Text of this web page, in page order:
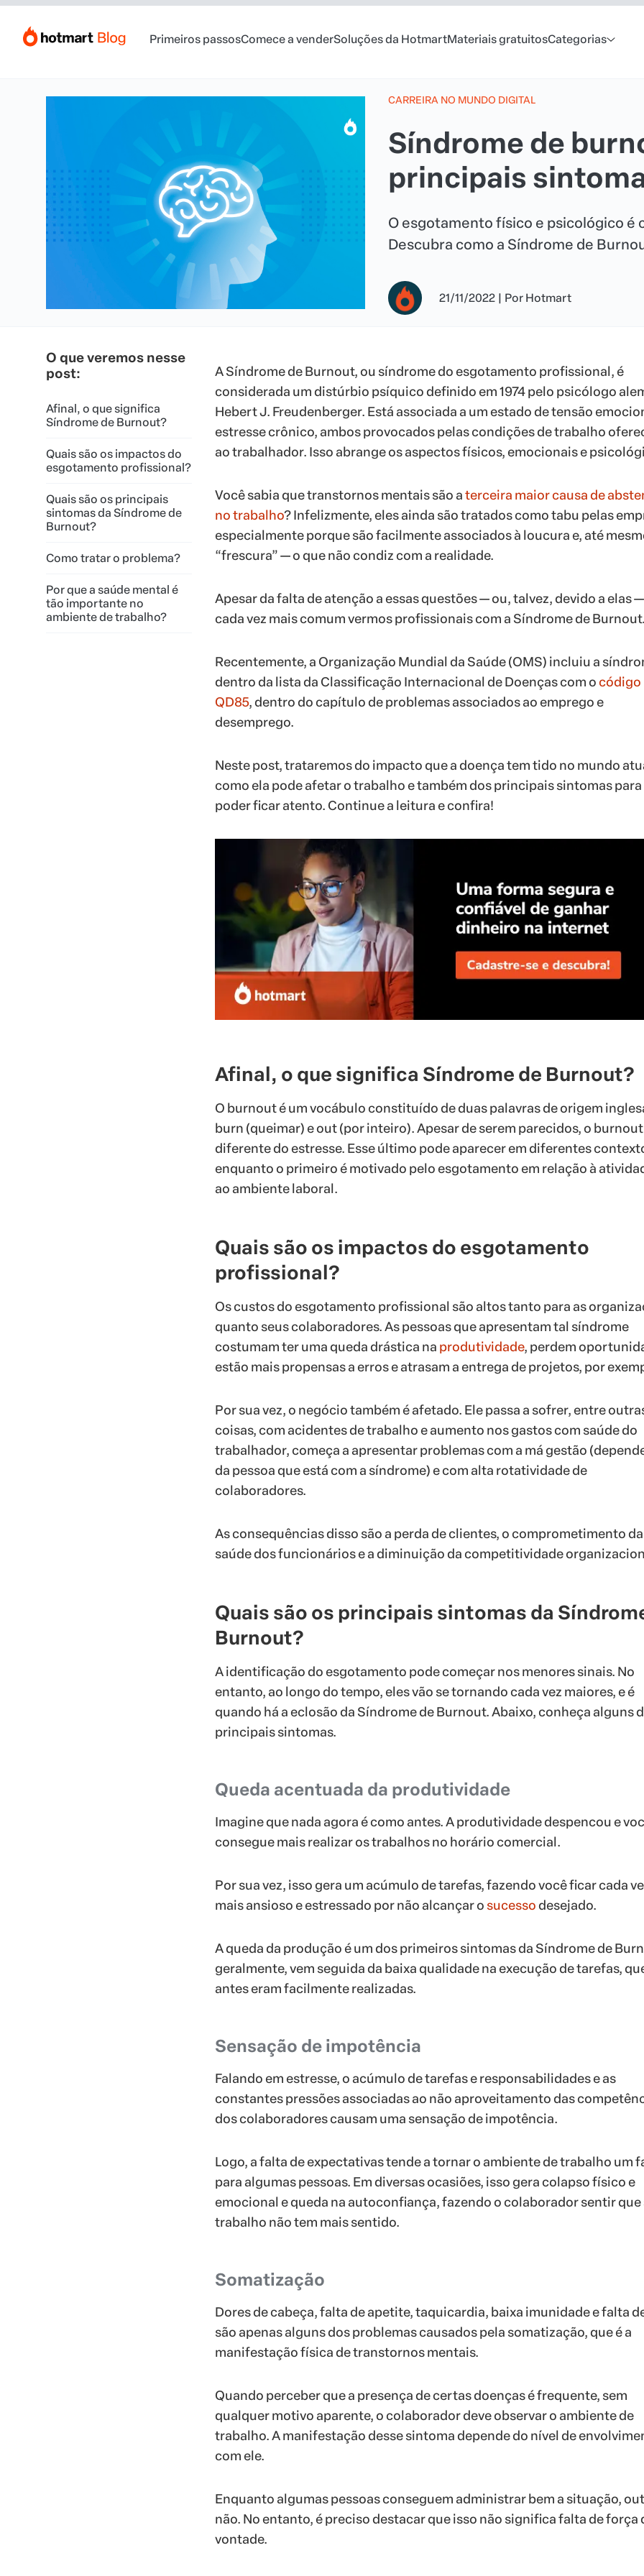
Primeiros passosComece a venderSoluções da HotmartMateriais gratuitosCategorias
CARREIRA NO MUNDO DIGITAL
Síndrome de
principais
O esgotamento físico e psicológico é
Descubra como a Síndrome de
21/11/2022 | Por Hotmart
O que veremos nesse
post:
Afinal, o que significa
Síndrome de Burnout?
Quais são os impactos do
esgotamento profissional?
Quais são os principais
sintomas da Síndrome de
Burnout?
Como tratar o problema?
Por que a saúde mental é
tão importante no
ambiente de trabalho?
A Síndrome de Burnout, ou síndrome do esgotamento profissional, é
considerada um distúrbio psíquico definido em 1974 pelo psicólogo
Hebert J. Freudenberger. Está associada a um estado de tensão
estresse crônico, ambos provocados pelas condições de trabalho
ao trabalhador. Isso abrange os aspectos físicos, emocionais e
Você sabia que transtornos mentais são aterceira maior causa de
no trabalho? Infelizmente, eles ainda são tratados como tabu pelas
especialmente porque são facilmente associados à loucura e, até
“frescura” — o que não condiz com a realidade.
Apesar da falta de atenção a essas questões — ou, talvez, devido a elas
cada vez mais comum vermos profissionais com a Síndrome de Burnout.
Recentemente, a Organização Mundial da Saúde (OMS) incluiu a
dentro da lista da Classificação Internacional de Doenças com ocódigo
QD85, dentro do capítulo de problemas associados ao emprego e
desemprego.
Neste post, trataremos do impacto que a doença tem tido no mundo
como ela pode afetar o trabalho e também dos principais sintomas para
poder ficar atento. Continue a leitura e confira!
Afinal, o que significa Síndrome de Burnout?
O burnout é um vocábulo constituído de duas palavras de origem
burn (queimar) e out (por inteiro). Apesar de serem parecidos, o
diferente do estresse. Esse último pode aparecer em diferentes
enquanto o primeiro é motivado pelo esgotamento em relação à
ao ambiente laboral.
Quais são os impactos do esgotamento
profissional?
Os custos do esgotamento profissional são altos tanto para as
quanto seus colaboradores. As pessoas que apresentam tal síndrome
costumam ter uma queda drástica na produtividade, perdem
estão mais propensas a erros e atrasam a entrega de projetos, por
Por sua vez, o negócio também é afetado. Ele passa a sofrer, entre
coisas, com acidentes de trabalho e aumento nos gastos com saúde do
trabalhador, começa a apresentar problemas com a má gestão
da pessoa que está com a síndrome) e com alta rotatividade de
colaboradores.
As consequências disso são a perda de clientes, o comprometimento da
saúde dos funcionários e a diminuição da competitividade
Quais são os principais sintomas da
Burnout?
A identificação do esgotamento pode começar nos menores sinais. No
entanto, ao longo do tempo, eles vão se tornando cada vez maiores, e é
quando há a eclosão da Síndrome de Burnout. Abaixo, conheça alguns
principais sintomas.
Queda acentuada da produtividade
Imagine que nada agora é como antes. A produtividade despencou e
consegue mais realizar os trabalhos no horário comercial.
Por sua vez, isso gera um acúmulo de tarefas, fazendo você ficar cada
mais ansioso e estressado por não alcançar osucessodesejado.
A queda da produção é um dos primeiros sintomas da Síndrome de
geralmente, vem seguida da baixa qualidade na execução de tarefas,
antes eram facilmente realizadas.
Sensação de impotência
Falando em estresse, o acúmulo de tarefas e responsabilidades e as
constantes pressões associadas ao não aproveitamento das
dos colaboradores causam uma sensação de impotência.
Logo, a falta de expectativas tende a tornar o ambiente de trabalho um
para algumas pessoas. Em diversas ocasiões, isso gera colapso físico e
emocional e queda na autoconfiança, fazendo o colaborador sentir que
trabalho não tem mais sentido.
Somatização
Dores de cabeça, falta de apetite, taquicardia, baixa imunidade e falta
são apenas alguns dos problemas causados pela somatização, que é a
manifestação física de transtornos mentais.
Quando perceber que a presença de certas doenças é frequente, sem
qualquer motivo aparente, o colaborador deve observar o ambiente de
trabalho. A manifestação desse sintoma depende do nível de
com ele.
Enquanto algumas pessoas conseguem administrar bem a situação,
não. No entanto, é preciso destacar que isso não significa falta de força
vontade.